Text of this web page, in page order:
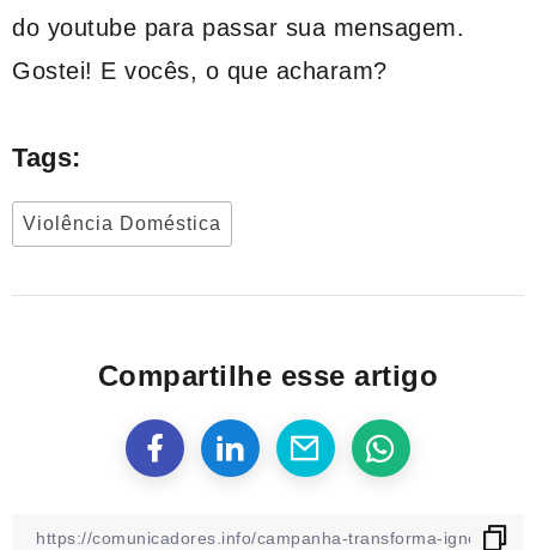
do youtube para passar sua mensagem.
Gostei! E vocês, o que acharam?
Tags:
Violência Doméstica
Compartilhe esse artigo